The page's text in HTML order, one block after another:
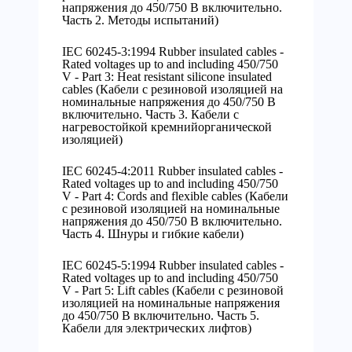
напряжения до 450/750 В включительно.
Часть 2. Методы испытаний)
IEC 60245-3:1994 Rubber insulated cables -
Rated voltages up to and including 450/750
V - Part 3: Heat resistant silicone insulated
cables (Кабели с резиновой изоляцией на
номинальные напряжения до 450/750 В
включительно. Часть 3. Кабели с
нагревостойкой кремнийорганической
изоляцией)
IEC 60245-4:2011 Rubber insulated cables -
Rated voltages up to and including 450/750
V - Part 4: Cords and flexible cables (Кабели
с резиновой изоляцией на номинальные
напряжения до 450/750 В включительно.
Часть 4. Шнуры и гибкие кабели)
IEC 60245-5:1994 Rubber insulated cables -
Rated voltages up to and including 450/750
V - Part 5: Lift cables (Кабели с резиновой
изоляцией на номинальные напряжения
до 450/750 В включительно. Часть 5.
Кабели для электрических лифтов)